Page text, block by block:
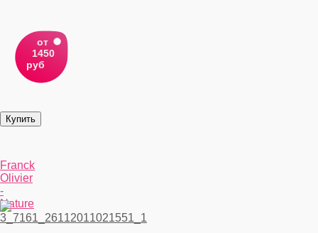
от
1450
руб
Franck
Olivier
-
Nature